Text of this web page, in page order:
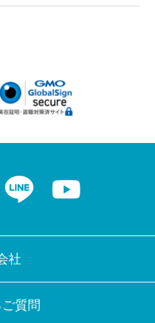
LINE
社
質問